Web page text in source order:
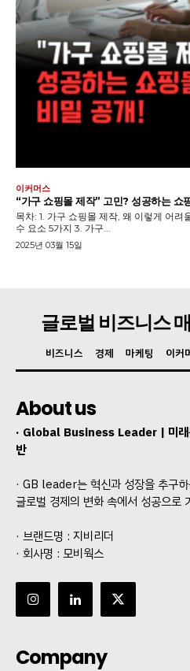
이커머스
“가구 쇼핑몰 제작” 고민? 성공하는 쇼
목차: 1. 가구 쇼핑몰 제작, 왜 이렇게 어
수 요소 5가지 3. 가구...
2025년 03월 15일
글로벌 비즈니스
비즈니스 경제 마케팅 이커
About us
· Global Business Leader | 미래
반
· GB leader는 혁신과 성장을 추구
글로벌 경제의 변화 속에서 성공으로
· 브랜드명 : 지비리더
· 회사명 : 모비웍스
Company